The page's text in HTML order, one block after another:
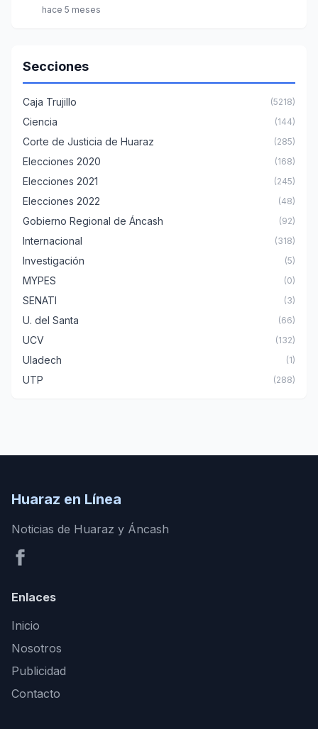
hace 5 meses
Secciones
Caja Trujillo (5218)
Ciencia (144)
Corte de Justicia de Huaraz (285)
Elecciones 2020 (168)
Elecciones 2021 (245)
Elecciones 2022 (48)
Gobierno Regional de Áncash (92)
Internacional (318)
Investigación (5)
MYPES (0)
SENATI (3)
U. del Santa (66)
UCV (132)
Uladech (1)
UTP (288)
Huaraz en Línea
Noticias de Huaraz y Áncash
Enlaces
Inicio
Nosotros
Publicidad
Contacto